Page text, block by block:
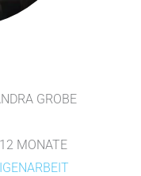
GROBE
MONATE